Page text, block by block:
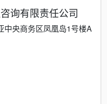
询有限责任公司
中央商务区凤凰岛1号楼A